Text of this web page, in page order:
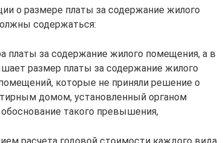
о размере платы за содержание жилого
содержаться:
платы за содержание жилого помещения, а в
размер платы за содержание жилого
которые не приняли решение о
домом, установленный органом
такого превышения,